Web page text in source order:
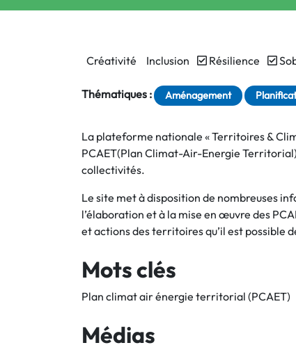
Créativité Inclusion Résilience
Thématiques : Aménagement
La plateforme nationale « Territoires &
PCAET(Plan Climat-Air-Energie
collectivités.
Le site met à disposition de nombreuses
l’élaboration et à la mise en œuvre des
et actions des territoires qu’il est possible
Mots clés
Plan climat air énergie territorial (PCAET)
Médias